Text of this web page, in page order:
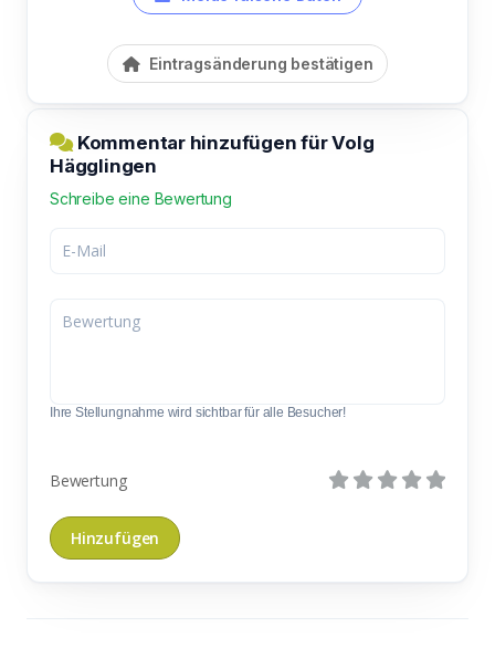
Eintragsänderung bestätigen
Kommentar hinzufügen für Volg
Hägglingen
Schreibe eine Bewertung
Ihre Stellungnahme wird sichtbar für alle Besucher!
Bewertung